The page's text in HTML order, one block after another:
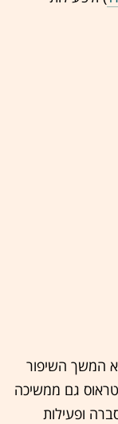
המשך השיפור
גם ממשיכה
ופעילות